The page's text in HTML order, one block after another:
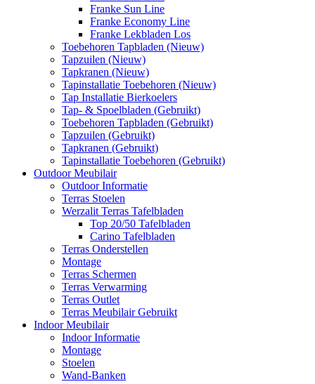
Franke Sun Line
Franke Economy Line
Franke Lekbladen Los
Toebehoren Tapbladen (Nieuw)
Tapzuilen (Nieuw)
Tapkranen (Nieuw)
Tapinstallatie Toebehoren (Nieuw)
Tap Installatie Bierkoelers
Tap- & Spoelbladen (Gebruikt)
Toebehoren Tapbladen (Gebruikt)
Tapzuilen (Gebruikt)
Tapkranen (Gebruikt)
Tapinstallatie Toebehoren (Gebruikt)
Outdoor Meubilair
Outdoor Informatie
Terras Stoelen
Werzalit Terras Tafelbladen
Top 20/50 Tafelbladen
Carino Tafelbladen
Terras Onderstellen
Montage
Terras Schermen
Terras Verwarming
Terras Outlet
Terras Meubilair Gebruikt
Indoor Meubilair
Indoor Informatie
Montage
Stoelen
Wand-Banken